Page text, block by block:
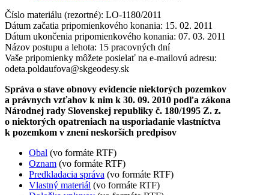
Číslo materiálu (rezortné): LO-1180/2011
Dátum začatia pripomienkového konania: 15. 02. 2011
Dátum ukončenia pripomienkového konania: 07. 03. 2011
Názov postupu a lehota: 15 pracovných dní
Vaše pripomienky môžete posielať na e-mailovú adresu:
odeta.poldaufova@skgeodesy.sk
Správa o stave obnovy evidencie niektorých pozemkov
a právnych vzťahov k nim k 30. 09. 2010 podľa zákona
Národnej rady Slovenskej republiky č. 180/1995 Z. z.
o niektorých opatreniach na usporiadanie vlastníctva
k pozemkom v znení neskorších predpisov
Obal (vo formáte RTF)
Oznam (vo formáte RTF)
Predkladacia správa (vo formáte RTF)
Vlastný materiál (vo formáte RTF)